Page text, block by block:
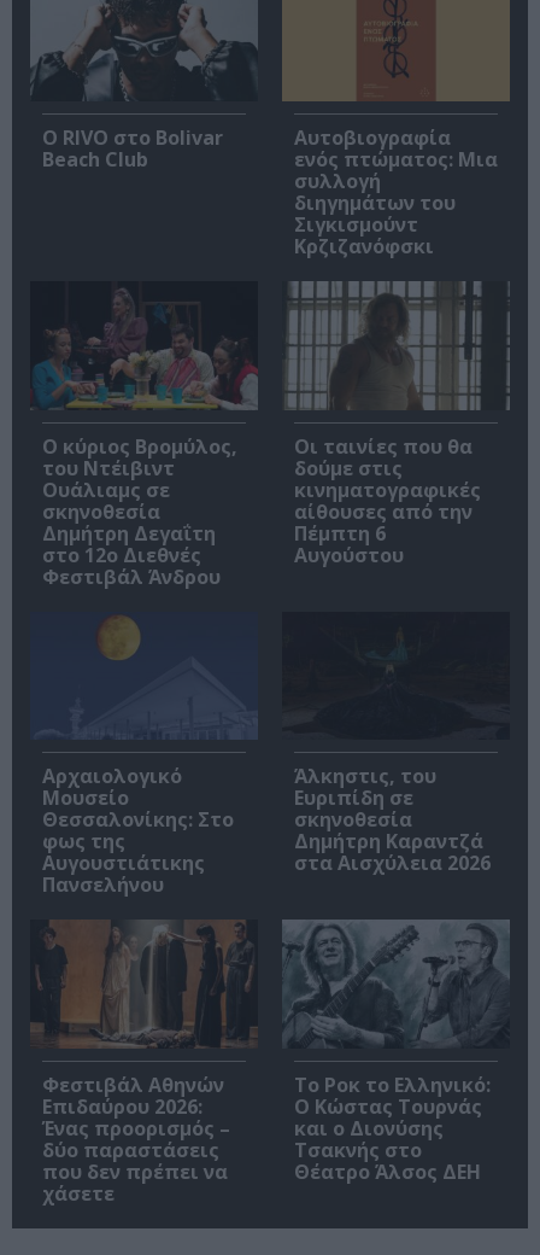
Ο RIVO στο Bolivar
Beach Club
Αυτοβιογραφία
ενός πτώματος: Μια
συλλογή
διηγημάτων του
Σιγκισμούντ
Κρζιζανόφσκι
O κύριος Βρομύλος,
του Ντέιβιντ
Ουάλιαμς σε
σκηνοθεσία
Δημήτρη Δεγαΐτη
στο 12ο Διεθνές
Φεστιβάλ Άνδρου
Οι ταινίες που θα
δούμε στις
κινηματογραφικές
αίθουσες από την
Πέμπτη 6
Αυγούστου
Αρχαιολογικό
Μουσείο
Θεσσαλονίκης: Στο
φως της
Αυγουστιάτικης
Πανσελήνου
Άλκηστις, του
Ευριπίδη σε
σκηνοθεσία
Δημήτρη Καραντζά
στα Αισχύλεια 2026
Φεστιβάλ Αθηνών
Επιδαύρου 2026:
Ένας προορισμός –
δύο παραστάσεις
που δεν πρέπει να
χάσετε
Το Ροκ το Ελληνικό:
Ο Κώστας Τουρνάς
και ο Διονύσης
Τσακνής στο
Θέατρο Άλσος ΔΕΗ